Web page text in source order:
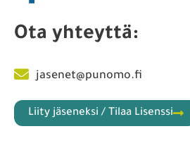
Ota yhteyttä:
jasenet@punomo.fi
Liity jäseneksi / Tilaa Lisenssi